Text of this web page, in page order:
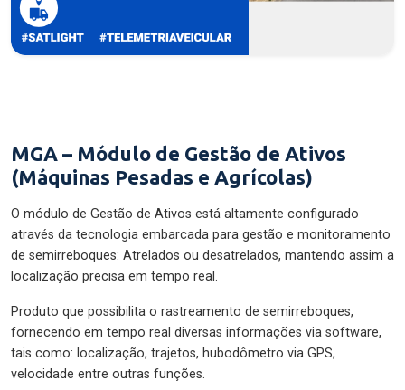
MGA – Módulo de Gestão de Ativos
(Máquinas Pesadas e Agrícolas)
O módulo de Gestão de Ativos está altamente configurado
através da tecnologia embarcada para gestão e monitoramento
de semirreboques: Atrelados ou desatrelados, mantendo assim a
localização precisa em tempo real.
Produto que possibilita o rastreamento de semirreboques,
fornecendo em tempo real diversas informações via software,
tais como: localização, trajetos, hubodômetro via GPS,
velocidade entre outras funções.